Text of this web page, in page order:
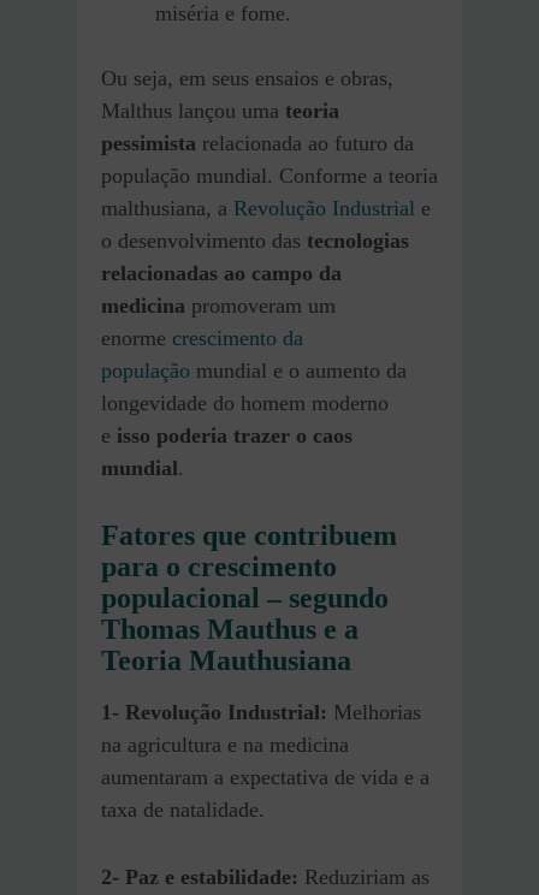
miséria e fome.
Ou seja, em seus ensaios e obras,
Malthus lançou uma teoria
pessimista relacionada ao futuro da
população mundial. Conforme a teoria
malthusiana, a Revolução Industrial e
o desenvolvimento das tecnologias
relacionadas ao campo da
medicina promoveram um
enorme crescimento da
população mundial e o aumento da
longevidade do homem moderno
e isso poderia trazer o caos
mundial.
Fatores que contribuem
para o crescimento
populacional – segundo
Thomas Mauthus e a
Teoria Mauthusiana
1- Revolução Industrial: Melhorias
na agricultura e na medicina
aumentaram a expectativa de vida e a
taxa de natalidade.
2- Paz e estabilidade: Reduziriam as